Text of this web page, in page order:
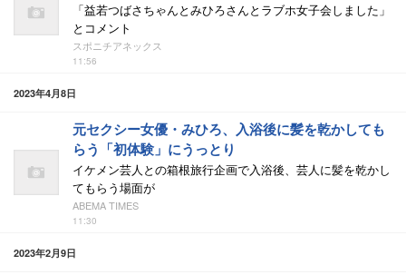
「益若つばさちゃんとみひろさんとラブホ女子会しました」
とコメント
スポニチアネックス
11:56
2023年4月8日
元セクシー女優・みひろ、入浴後に髪を乾かしても
らう「初体験」にうっとり
イケメン芸人との箱根旅行企画で入浴後、芸人に髪を乾かし
てもらう場面が
ABEMA TIMES
11:30
2023年2月9日